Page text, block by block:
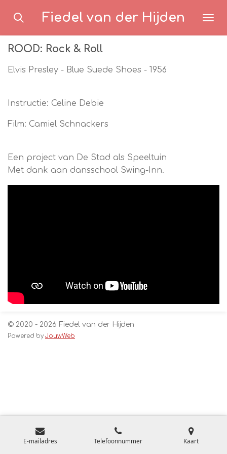
direct
naar
de
Fiedel van der Hijden
ROOD: Rock & Roll
Elvis Presley - Blue Suede Shoes - 1956
Instructie: Celine Debie
Film: Camiel Schnackers
Een project van De Stad als Speeltuin
Met dank aan dansschool Swing-Inn.
© 2020 - 2026 Fiedel van der Hijden
Powered byJouwWeb
E-mailadres Telefoonnummer Kaart